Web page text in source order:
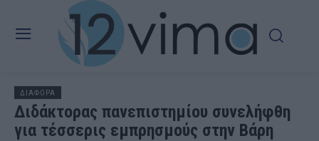
ΔΙΑΦΟΡΑ
Διδάκτορας πανεπιστημίου συνελήφθη
για τέσσερις εμπρησμούς στην Βάρη